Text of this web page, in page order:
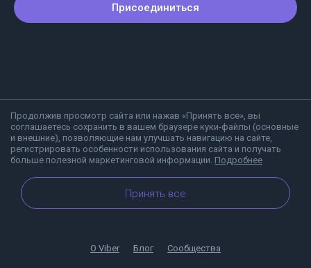
Продолжив просмотр сайта или нажав «Принять все», вы
соглашаетесь сохранить в вашем браузере куки-файлы (основные
и внешние), позволяющие нам улучшать навигацию на сайте,
регистрировать особенности использования сайта и получать
больше полезной маркетинговой информации. Подробнее
Принять все
Присоединиться
О Viber Блог Сообщества